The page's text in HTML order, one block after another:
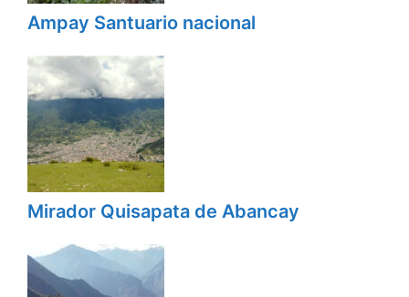
Ampay Santuario nacional
Mirador Quisapata de Abancay